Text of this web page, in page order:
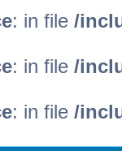
: in file /
: in file /
: in file /